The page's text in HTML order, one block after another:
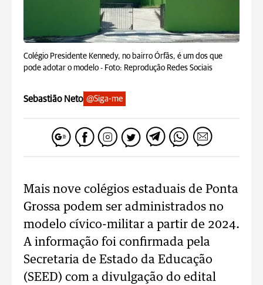
Colégio Presidente Kennedy, no bairro Órfãs, é um dos que
pode adotar o modelo - Foto: Reprodução Redes Sociais
Sebastião Neto @Siga-me
Mais nove colégios estaduais de Ponta
Grossa podem ser administrados no
modelo cívico-militar a partir de 2024.
A informação foi confirmada pela
Secretaria de Estado da Educação
(SEED) com a divulgação do edital